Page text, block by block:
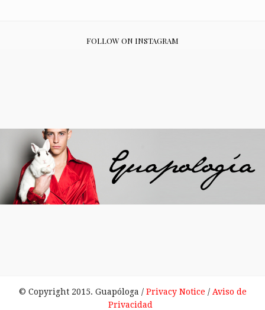
FOLLOW ON INSTAGRAM
© Copyright 2015. Guapóloga / Privacy Notice / Aviso de
Privacidad